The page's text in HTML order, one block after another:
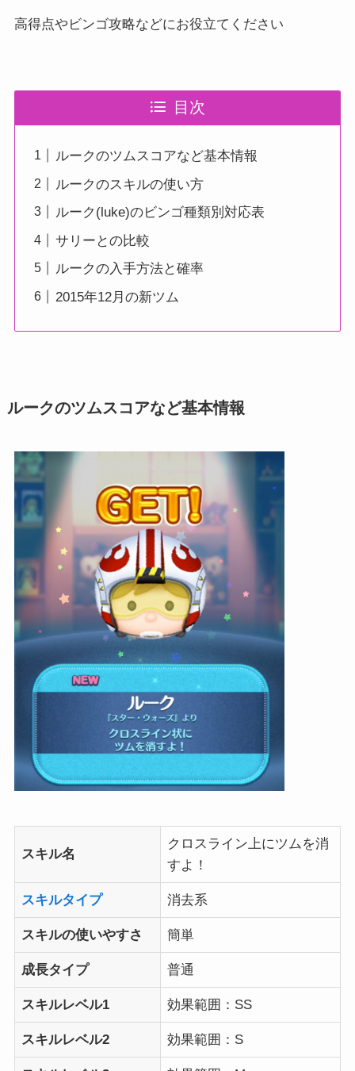
高得点やビンゴ攻略などにお役立てください
目次
ルークのツムスコアなど基本情報
ルークのスキルの使い方
ルーク(luke)のビンゴ種類別対応表
サリーとの比較
ルークの入手方法と確率
2015年12月の新ツム
ルークのツムスコアなど基本情報
スキル名
クロスライン上にツムを消
すよ！
スキルタイプ 消去系
スキルの使いやすさ 簡単
成長タイプ 普通
スキルレベル1 効果範囲：SS
スキルレベル2 効果範囲：S